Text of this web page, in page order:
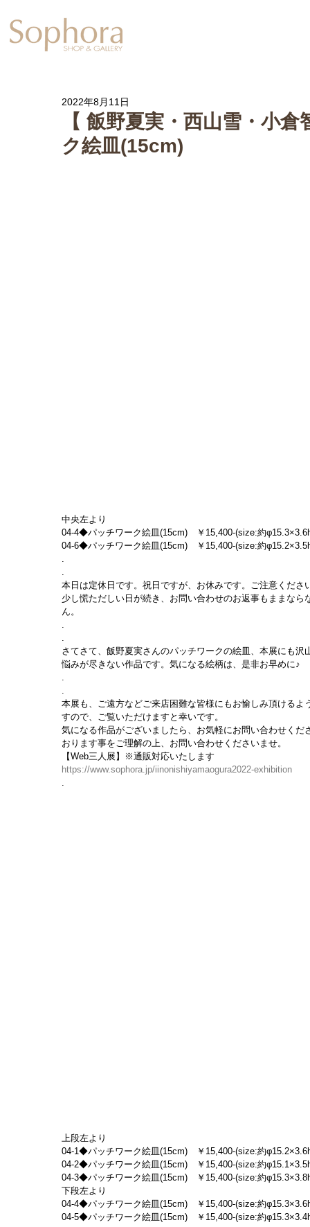
【 飯野夏実・西山雪・小
ク絵皿(15cm)
2022年8月11日
中央左より
04-4◆パッチワーク絵皿(15cm)　￥15,400-(size:約
04-6◆パッチワーク絵皿(15cm)　￥15,400-(size:約
.
.
本日は定休日です。祝日ですが、お休みです。ご注意くださ
少し慌ただしい日が続き、お問い合わせのお返事もままな
ん。
.
.
さてさて、飯野夏実さんのパッチワークの絵皿、本展にも
悩みが尽きない作品です。気になる絵柄は、是非お早めに♪
.
.
本展も、ご遠方などご来店困難な皆様にもお愉しみ頂ける
すので、ご覧いただけますと幸いです。
気になる作品がございましたら、お気軽にお問い合わせく
おります事をご理解の上、お問い合わせくださいませ。
【Web三人展】※通販対応いたします
https://www.sophora.jp/iinonishiyamaogura2022-exhibition
.
上段左より
04-1◆パッチワーク絵皿(15cm)　￥15,400-(size:約
04-2◆パッチワーク絵皿(15cm)　￥15,400-(size:約
04-3◆パッチワーク絵皿(15cm)　￥15,400-(size:約
下段左より
04-4◆パッチワーク絵皿(15cm)　￥15,400-(size:約
04-5◆パッチワーク絵皿(15cm)　￥15,400-(size:約